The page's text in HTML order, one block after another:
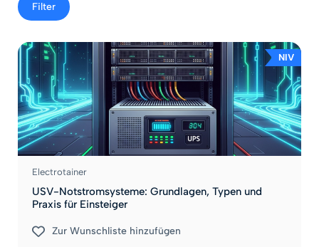
Filter
NIV
Electrotainer
USV-Notstromsysteme: Grundlagen, Typen und
Praxis für Einsteiger
Zur Wunschliste hinzufügen